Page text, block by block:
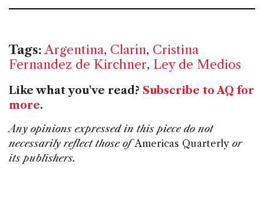
Tags: Argentina, Clarín, Cristina
Fernandez de Kirchner, Ley de Medios
Like what you've read? Subscribe to AQ for
more.
Any opinions expressed in this piece do not
necessarily reflect those ofAmericas Quarterly or
its publishers.